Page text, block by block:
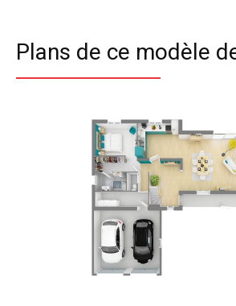
Plans de ce modèle